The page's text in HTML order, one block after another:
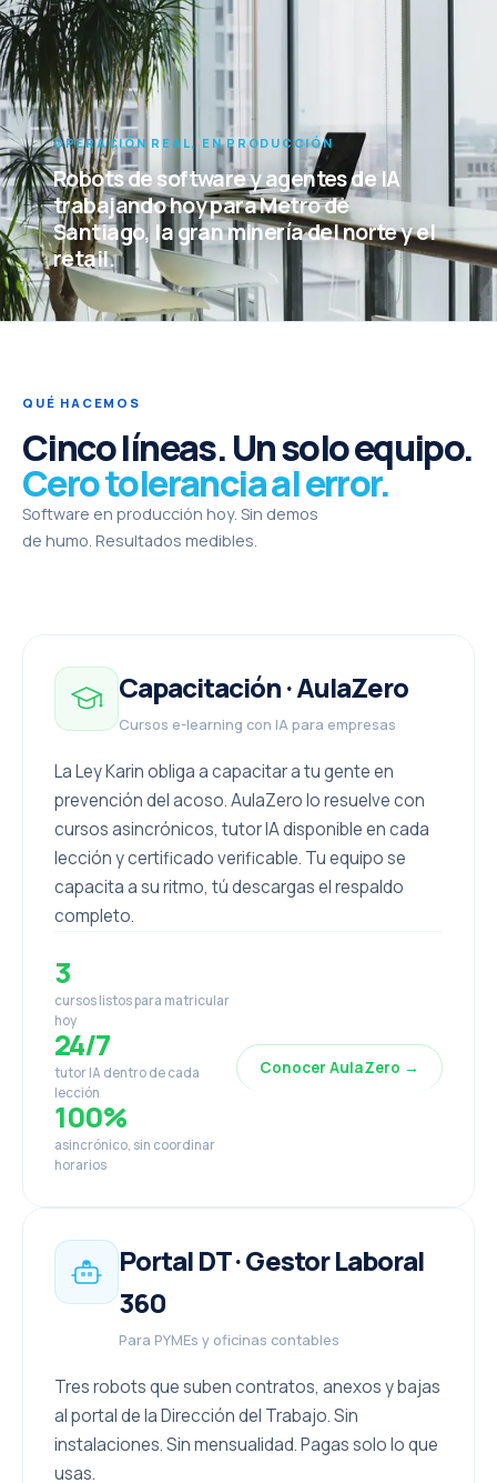
OPERACIÓN REAL, EN PRODUCCIÓN
Robots de software y agentes de IA
trabajando hoy para Metro de
Santiago, la gran minería del norte y el
retail.
QUÉ HACEMOS
Cinco líneas. Un solo equipo.
Cero tolerancia al error.
Software en producción hoy. Sin demos
de humo. Resultados medibles.
Capacitación · AulaZero
Cursos e-learning con IA para empresas
La Ley Karin obliga a capacitar a tu gente en
prevención del acoso. AulaZero lo resuelve con
cursos asincrónicos, tutor IA disponible en cada
lección y certificado verificable. Tu equipo se
capacita a su ritmo, tú descargas el respaldo
completo.
3
cursos listos para matricular
hoy
24/7
tutor IA dentro de cada
lección
100%
asincrónico, sin coordinar
horarios
Conocer AulaZero →
Portal DT · Gestor Laboral
360
Para PYMEs y oficinas contables
Tres robots que suben contratos, anexos y bajas
al portal de la Dirección del Trabajo. Sin
instalaciones. Sin mensualidad. Pagas solo lo que
usas.